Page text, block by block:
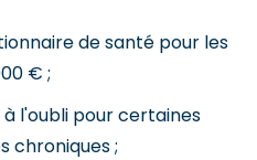
de santé pour les
€ ;
l'oubli pour certaines
chroniques ;